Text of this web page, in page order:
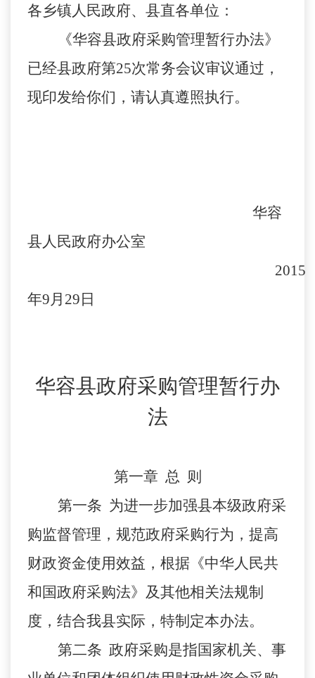
各乡镇人民政府、县直各单位：
《华容县政府采购管理暂行办法》
已经县政府第25次常务会议审议通过，
现印发给你们，请认真遵照执行。
华容
县人民政府办公室
2015
年9月29日
华容县政府采购管理暂行办
法
第一章 总 则
第一条 为进一步加强县本级政府采
购监督管理，规范政府采购行为，提高
财政资金使用效益，根据《中华人民共
和国政府采购法》及其他相关法规制
度，结合我县实际，特制定本办法。
第二条 政府采购是指国家机关、事